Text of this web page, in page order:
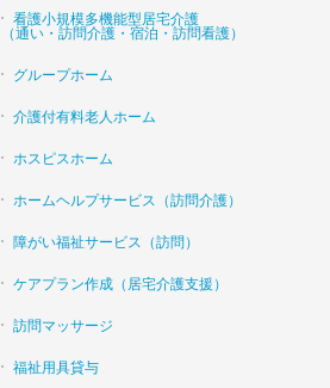
看護小規模多機能型居宅介護
（通い・訪問介護・宿泊・訪問看護）
グループホーム
介護付有料老人ホーム
ホスピスホーム
ホームヘルプサービス（訪問介護）
障がい福祉サービス（訪問）
ケアプラン作成（居宅介護支援）
訪問マッサージ
福祉用具貸与